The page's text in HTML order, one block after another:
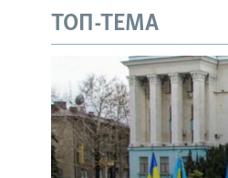
ТОП-ТЕМА